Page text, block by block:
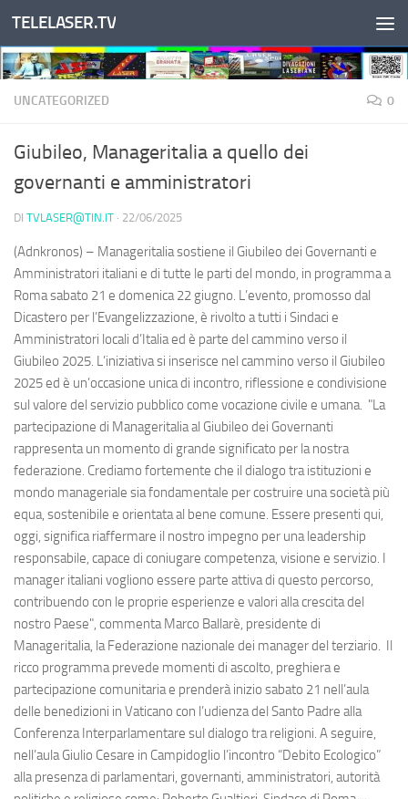
Salta al contenuto
TELELASER.TV
UNCATEGORIZED 0
Giubileo, Manageritalia a quello dei
governanti e amministratori
DI TVLASER@TIN.IT · 22/06/2025
(Adnkronos) – Manageritalia sostiene il Giubileo dei Governanti e
Amministratori italiani e di tutte le parti del mondo, in programma a
Roma sabato 21 e domenica 22 giugno. L’evento, promosso dal
Dicastero per l’Evangelizzazione, è rivolto a tutti i Sindaci e
Amministratori locali d’Italia ed è parte del cammino verso il
Giubileo 2025. L’iniziativa si inserisce nel cammino verso il Giubileo
2025 ed è un’occasione unica di incontro, riflessione e condivisione
sul valore del servizio pubblico come vocazione civile e umana. "La
partecipazione di Manageritalia al Giubileo dei Governanti
rappresenta un momento di grande significato per la nostra
federazione. Crediamo fortemente che il dialogo tra istituzioni e
mondo manageriale sia fondamentale per costruire una società più
equa, sostenibile e orientata al bene comune. Essere presenti qui,
oggi, significa riaffermare il nostro impegno per una leadership
responsabile, capace di coniugare competenza, visione e servizio. I
manager italiani vogliono essere parte attiva di questo percorso,
contribuendo con le proprie esperienze e valori alla crescita del
nostro Paese", commenta Marco Ballarè, presidente di
Manageritalia, la Federazione nazionale dei manager del terziario. Il
ricco programma prevede momenti di ascolto, preghiera e
partecipazione comunitaria e prenderà inizio sabato 21 nell’aula
delle benedizioni in Vaticano con l’udienza del Santo Padre alla
Conferenza Interparlamentare sul dialogo tra religioni. A seguire,
nell’aula Giulio Cesare in Campidoglio l’incontro “Debito Ecologico”
alla presenza di parlamentari, governanti, amministratori, autorità